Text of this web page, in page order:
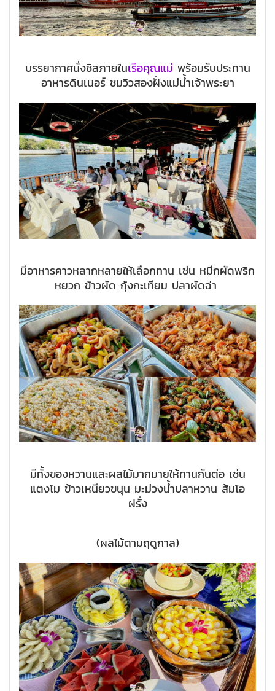
บรรยากาศนั่งชิลภายในเรือคุณแม่ พร้อมรับประทาน
อาหารดินเนอร์ ชมวิวสองฝั่งแม่น้ำเจ้าพระยา
มีอาหารคาวหลากหลายให้เลือกทาน เช่น หมึกผัดพริก
หยวก ข้าวผัด กุ้งกะเทียม ปลาผัดฉ่า
มีทั้งของหวานและผลไม้มากมายให้ทานกันต่อ เช่น
แตงโม ข้าวเหนียวขนุน มะม่วงน้ำปลาหวาน ส้มโอ
ฝรั่ง
(ผลไม้ตามฤดูกาล)